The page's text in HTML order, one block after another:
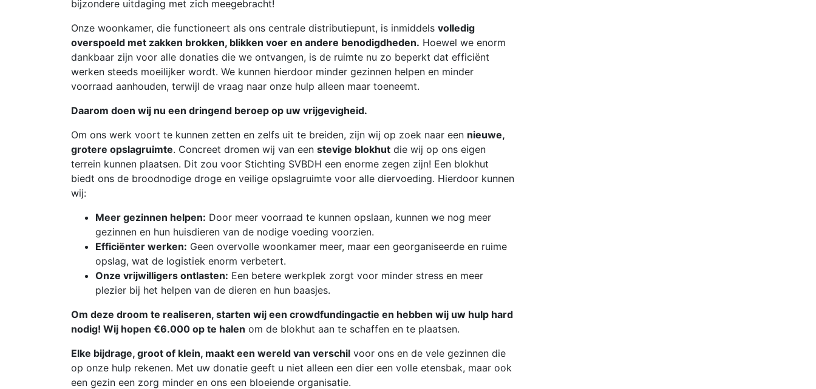
bijzondere uitdaging met zich meegebracht!
​Onze woonkamer, die functioneert als ons centrale distributiepunt, is inmiddels volledig
overspoeld met zakken brokken, blikken voer en andere benodigdheden. Hoewel we enorm
dankbaar zijn voor alle donaties die we ontvangen, is de ruimte nu zo beperkt dat efficiënt
werken steeds moeilijker wordt. We kunnen hierdoor minder gezinnen helpen en minder
voorraad aanhouden, terwijl de vraag naar onze hulp alleen maar toeneemt.
Daarom doen wij nu een dringend beroep op uw vrijgevigheid.
​Om ons werk voort te kunnen zetten en zelfs uit te breiden, zijn wij op zoek naar een nieuwe,
grotere opslagruimte. Concreet dromen wij van een stevige blokhut die wij op ons eigen
terrein kunnen plaatsen. Dit zou voor Stichting SVBDH een enorme zegen zijn! Een blokhut
biedt ons de broodnodige droge en veilige opslagruimte voor alle diervoeding. Hierdoor kunnen
wij:
Meer gezinnen helpen: Door meer voorraad te kunnen opslaan, kunnen we nog meer
gezinnen en hun huisdieren van de nodige voeding voorzien.
Efficiënter werken: Geen overvolle woonkamer meer, maar een georganiseerde en ruime
opslag, wat de logistiek enorm verbetert.
Onze vrijwilligers ontlasten: Een betere werkplek zorgt voor minder stress en meer
plezier bij het helpen van de dieren en hun baasjes.
Om deze droom te realiseren, starten wij een crowdfundingactie en hebben wij uw hulp hard
nodig! Wij hopen €6.000 op te halen om de blokhut aan te schaffen en te plaatsen.
Elke bijdrage, groot of klein, maakt een wereld van verschil voor ons en de vele gezinnen die
op onze hulp rekenen. Met uw donatie geeft u niet alleen een dier een volle etensbak, maar ook
een gezin een zorg minder en ons een bloeiende organisatie.